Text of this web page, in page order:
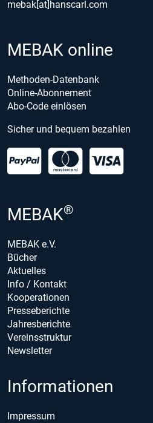
mebak[at]hanscarl.com
MEBAK online
Methoden-Datenbank
Online-Abonnement
Abo-Code einlösen
Sicher und bequem bezahlen
MEBAK®
MEBAK e.V.
Bücher
Aktuelles
Info / Kontakt
Kooperationen
Presseberichte
Jahresberichte
Vereinsstruktur
Newsletter
Informationen
Impressum